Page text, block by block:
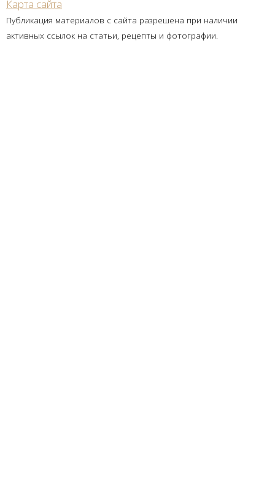
Карта сайта
Публикация материалов с сайта разрешена при наличии
активных ссылок на статьи, рецепты и фотографии.